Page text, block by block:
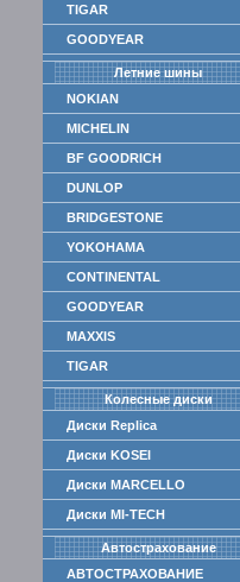
TIGAR
GOODYEAR
Летние шины
NOKIAN
MICHELIN
BF GOODRICH
DUNLOP
BRIDGESTONE
YOKOHAMA
CONTINENTAL
GOODYEAR
MAXXIS
TIGAR
Колесные диски
Диски Replica
Диски KOSEI
Диски MARCELLO
Диски MI-TECH
Автострахование
АВТОСТРАХОВАНИЕ